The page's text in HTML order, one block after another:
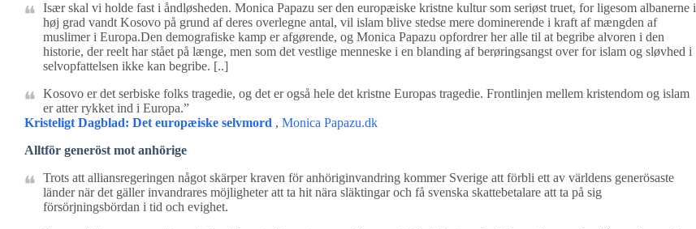
Især skal vi holde fast i åndløsheden. Monica Papazu ser den europæiske kristne kultur som seriøst truet, for ligesom albanerne i
høj grad vandt Kosovo på grund af deres overlegne antal, vil islam blive stedse mere dominerende i kraft af mængden af
muslimer i Europa.Den demografiske kamp er afgørende, og Monica Papazu opfordrer her alle til at begribe alvoren i den
historie, der reelt har stået på længe, men som det vestlige menneske i en blanding af berøringsangst over for islam og sløvhed i
selvopfattelsen ikke kan begribe. [..]
Kosovo er det serbiske folks tragedie, og det er også hele det kristne Europas tragedie. Frontlinjen mellem kristendom og islam
er atter rykket ind i Europa.”
Kristeligt Dagblad: Det europæiske selvmord , Monica Papazu.dk
Alltför generöst mot anhörige
Trots att alliansregeringen något skärper kraven för anhöriginvandring kommer Sverige att förbli ett av världens generösaste
länder när det gäller invandrares möjligheter att ta hit nära släktingar och få svenska skattebetalare att ta på sig
försörjningsbördan i tid och evighet.